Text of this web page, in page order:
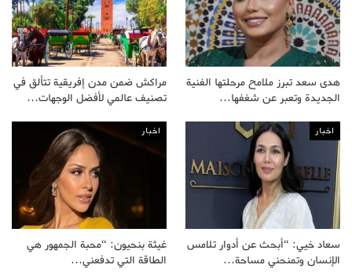
هدى سعد تبرز ملامح مرحلتها الفنية
الجديدة وتعبر عن شغفها…
مراكش ضمن مدن إفريقية تتألق في
تصنيف عالمي لأفضل الوجهات…
اخبار
سعاد خيي: “أبحث عن أدوار تلامس
الإنسان وتمنحني مساحة…
اخبار
غيثة بنحيون: “محبة الجمهور هي
الطاقة التي تدفعني…